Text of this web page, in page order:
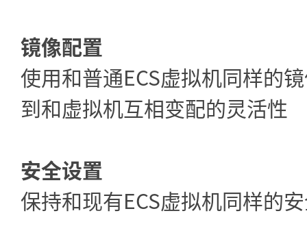
镜像配置
使用和普通ECS虚拟机同样的
到和虚拟机互相变配的灵活性
安全设置
保持和现有ECS虚拟机同样的